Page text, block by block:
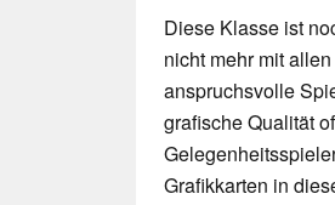
Diese Klasse ist
nicht mehr mit
anspruchsvolle
grafische Qualität
Grafikkarten in